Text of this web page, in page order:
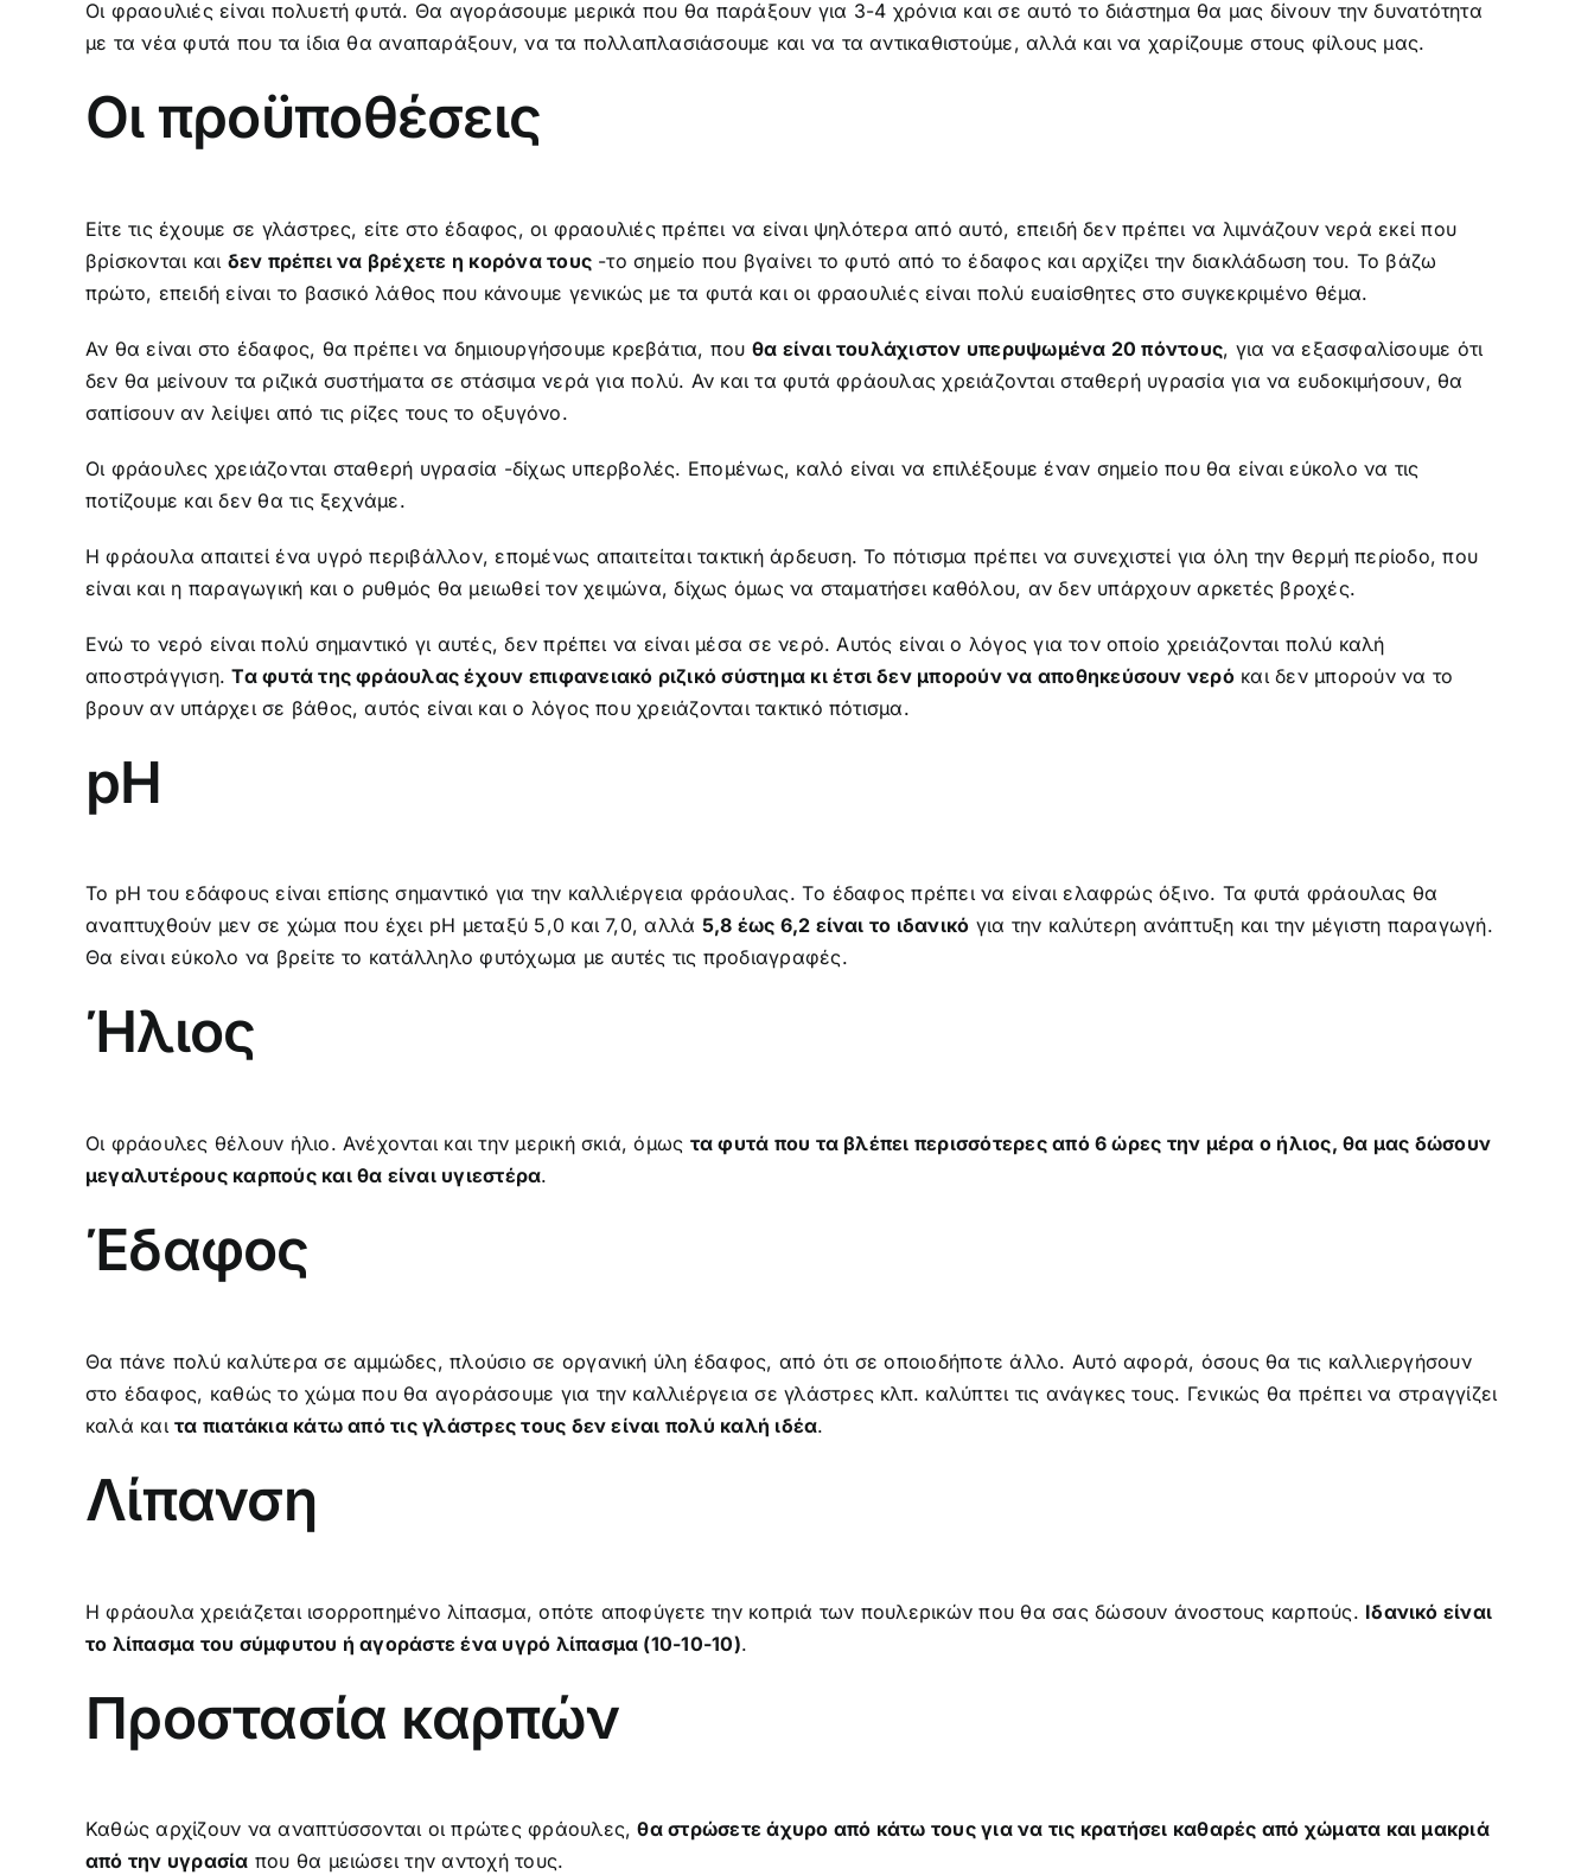
Oι φραουλιές είναι πολυετή φυτά. Θα αγοράσουμε μερικά που θα παράξουν για 3-4 χρόνια και σε αυτό το διάστημα θα μας δίνουν την δυνατότητα
με τα νέα φυτά που τα ίδια θα αναπαράξουν, να τα πολλαπλασιάσουμε και να τα αντικαθιστούμε, αλλά και να χαρίζουμε στους φίλους μας.
Οι προϋποθέσεις
Είτε τις έχουμε σε γλάστρες, είτε στο έδαφος, οι φραουλιές πρέπει να είναι ψηλότερα από αυτό, επειδή δεν πρέπει να λιμνάζουν νερά εκεί που
βρίσκονται και δεν πρέπει να βρέχετε η κορόνα τους -το σημείο που βγαίνει το φυτό από το έδαφος και αρχίζει την διακλάδωση του. Το βάζω
πρώτο, επειδή είναι το βασικό λάθος που κάνουμε γενικώς με τα φυτά και οι φραουλιές είναι πολύ ευαίσθητες στο συγκεκριμένο θέμα.
Αν θα είναι στο έδαφος, θα πρέπει να δημιουργήσουμε κρεβάτια, που θα είναι τουλάχιστον υπερυψωμένα 20 πόντους, για να εξασφαλίσουμε ότι
δεν θα μείνουν τα ριζικά συστήματα σε στάσιμα νερά για πολύ. Αν και τα φυτά φράουλας χρειάζονται σταθερή υγρασία για να ευδοκιμήσουν, θα
σαπίσουν αν λείψει από τις ρίζες τους το οξυγόνο.
Οι φράουλες χρειάζονται σταθερή υγρασία -δίχως υπερβολές. Επομένως, καλό είναι να επιλέξουμε έναν σημείο που θα είναι εύκολο να τις
ποτίζουμε και δεν θα τις ξεχνάμε.
Η φράουλα απαιτεί ένα υγρό περιβάλλον, επομένως απαιτείται τακτική άρδευση. Το πότισμα πρέπει να συνεχιστεί για όλη την θερμή περίοδο, που
είναι και η παραγωγική και ο ρυθμός θα μειωθεί τον χειμώνα, δίχως όμως να σταματήσει καθόλου, αν δεν υπάρχουν αρκετές βροχές.
Ενώ το νερό είναι πολύ σημαντικό γι αυτές, δεν πρέπει να είναι μέσα σε νερό. Αυτός είναι ο λόγος για τον οποίο χρειάζονται πολύ καλή
αποστράγγιση.Τα φυτά της φράουλας έχουν επιφανειακό ριζικό σύστημα κι έτσι δεν μπορούν να αποθηκεύσουν νερόκαι δεν μπορούν να το
βρουν αν υπάρχει σε βάθος, αυτός είναι και ο λόγος που χρειάζονται τακτικό πότισμα.
pH
Το pH του εδάφους είναι επίσης σημαντικό για την καλλιέργεια φράουλας. Tο έδαφος πρέπει να είναι ελαφρώς όξινο. Τα φυτά φράουλας θα
αναπτυχθούν μεν σε χώμα που έχει pΗ μεταξύ 5,0 και 7,0, αλλά 5,8 έως 6,2 είναι το ιδανικό για την καλύτερη ανάπτυξη και την μέγιστη παραγωγή.
Θα είναι εύκολο να βρείτε το κατάλληλο φυτόχωμα με αυτές τις προδιαγραφές.
Ήλιος
Οι φράουλες θέλουν ήλιο. Ανέχονται και την μερική σκιά, όμως τα φυτά που τα βλέπει περισσότερες από 6 ώρες την μέρα ο ήλιος, θα μας δώσουν
μεγαλυτέρους καρπούς και θα είναι υγιεστέρα.
Έδαφος
Θα πάνε πολύ καλύτερα σε αμμώδες, πλούσιο σε οργανική ύλη έδαφος, από ότι σε οποιοδήποτε άλλο. Αυτό αφορά, όσους θα τις καλλιεργήσουν
στο έδαφος, καθώς το χώμα που θα αγοράσουμε για την καλλιέργεια σε γλάστρες κλπ. καλύπτει τις ανάγκες τους. Γενικώς θα πρέπει να στραγγίζει
καλά καιτα πιατάκια κάτω από τις γλάστρες τους δεν είναι πολύ καλή ιδέα.
Λίπανση
Η φράουλα χρειάζεται ισορροπημένο λίπασμα, οπότε αποφύγετε την κοπριά των πουλερικών που θα σας δώσουν άνοστους καρπούς. Ιδανικό είναι
το λίπασμα του σύμφυτου ή αγοράστε ένα υγρό λίπασμα (10-10-10).
Προστασία καρπών
Καθώς αρχίζουν να αναπτύσσονται οι πρώτες φράουλες,θα στρώσετε άχυρο από κάτω τους για να τις κρατήσει καθαρές από χώματα και μακριά
από την υγρασία που θα μειώσει την αντοχή τους.